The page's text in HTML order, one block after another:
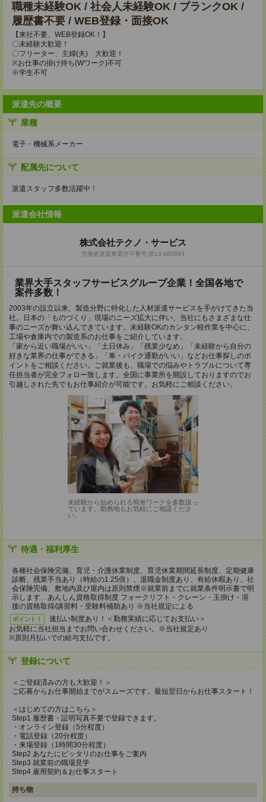
職種未経験OK / 社会人未経験OK / ブランクOK /
履歴書不要 / WEB登録・面接OK
【来社不要、WEB登録OK！】
〇未経験大歓迎！
〇フリーター、主婦(夫) 大歓迎！
※お仕事の掛け持ち(Wワーク)不可
※学生不可
派遣先の概要
業種
電子・機械系メーカー
配属先について
派遣スタッフ多数活躍中！
派遣会社情報
株式会社テクノ・サービス
労働者派遣事業許可番号:派13-080693
業界大手スタッフサービスグループ企業！全国各地で
案件多数！
2003年の設立以来、製造分野に特化した人材派遣サービスを手がけてきた当
社。日本の「ものづくり」現場のニーズ拡大に伴い、当社にもさまざまな仕
事のニーズが舞い込んできています。未経験OKのカンタン軽作業を中心に、
工場や倉庫内での製造系のお仕事をご紹介しています。
「家から近い職場がいい」「土日休み」「残業少なめ」「未経験から自分の
好きな業界の仕事ができる」「車・バイク通勤がいい」などお仕事探しのポ
イントをご相談ください。ご就業後も、職場での悩みやトラブルについて専
任担当者が完全フォロー致します。全国に事業所を開設しておりますのでお
引越しされた先でもお仕事紹介が可能です。お気軽にご相談ください。
未経験から始められる簡単ワークを多数扱っ
ています。勤務地もお気軽にご相談くださ
い。
待遇・福利厚生
各種社会保険完備、育児・介護休業制度、育児休業期間延長制度、定期健康
診断、残業手当あり（時給の1.25倍）、退職金制度あり、有給休暇あり、社
会保険完備、敷地内及び屋内は原則禁煙※就業前までに就業条件明示書で明
示します、あんしん資格取得制度 フォークリフト・クレーン・玉掛け・溶
接の資格取得/講習料・受験料補助あり ※当社規定による
ポイント！
速払い制度あり！＜勤務実績に応じてお支払い＞
お気軽に当社担当までお問い合わせください。※当社規定あり
※原則月払いでの給与支払です。
登録について
＜ご登録済みの方も大歓迎！＞
ご応募からお仕事開始までがスムーズです。最短翌日からお仕事スタート！
＜はじめての方はこちら＞
Step1 履歴書・証明写真不要で登録できます。
・オンライン登録（5分程度）
・電話登録（20分程度）
・来場登録（1時間30分程度）
Step2 あなたにピッタリのお仕事をご案内
Step3 就業前の職場見学
Step4 雇用契約＆お仕事スタート
持ち物